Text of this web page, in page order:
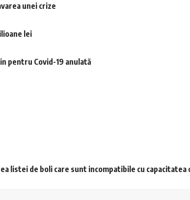
unei crize
lei
pentru Covid-19 anulată
listei de boli care sunt incompatibile cu capacitatea